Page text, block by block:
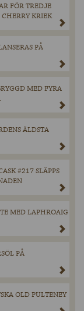
FÖR TREDJE
KRIEK
PÅ
MED FYRA
ÄLDSTA
#217 SLÄPPS
MED LAPHROAIG
PÅ
OLD PULTENEY